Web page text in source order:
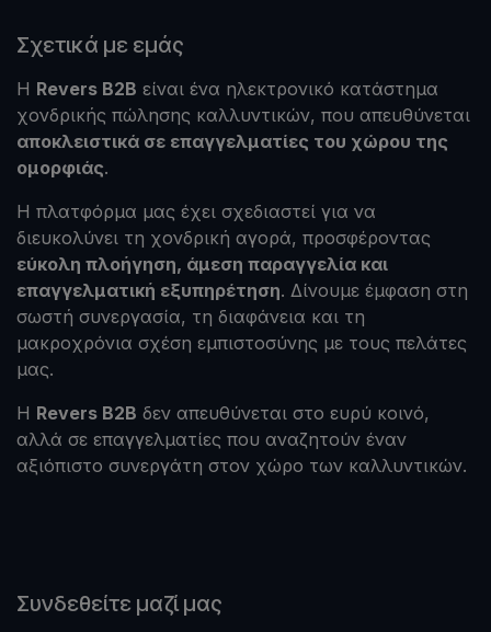
Σχετικά με εμάς
Η Revers B2B είναι ένα ηλεκτρονικό κατάστημα
χονδρικής πώλησης καλλυντικών, που απευθύνεται
αποκλειστικά σε επαγγελματίες του χώρου της
ομορφιάς.
Η πλατφόρμα μας έχει σχεδιαστεί για να
διευκολύνει τη χονδρική αγορά, προσφέροντας
εύκολη πλοήγηση, άμεση παραγγελία και
επαγγελματική εξυπηρέτηση. Δίνουμε έμφαση στη
σωστή συνεργασία, τη διαφάνεια και τη
μακροχρόνια σχέση εμπιστοσύνης με τους πελάτες
μας.
Η Revers B2B δεν απευθύνεται στο ευρύ κοινό,
αλλά σε επαγγελματίες που αναζητούν έναν
αξιόπιστο συνεργάτη στον χώρο των καλλυντικών.
Συνδεθείτε μαζί μας